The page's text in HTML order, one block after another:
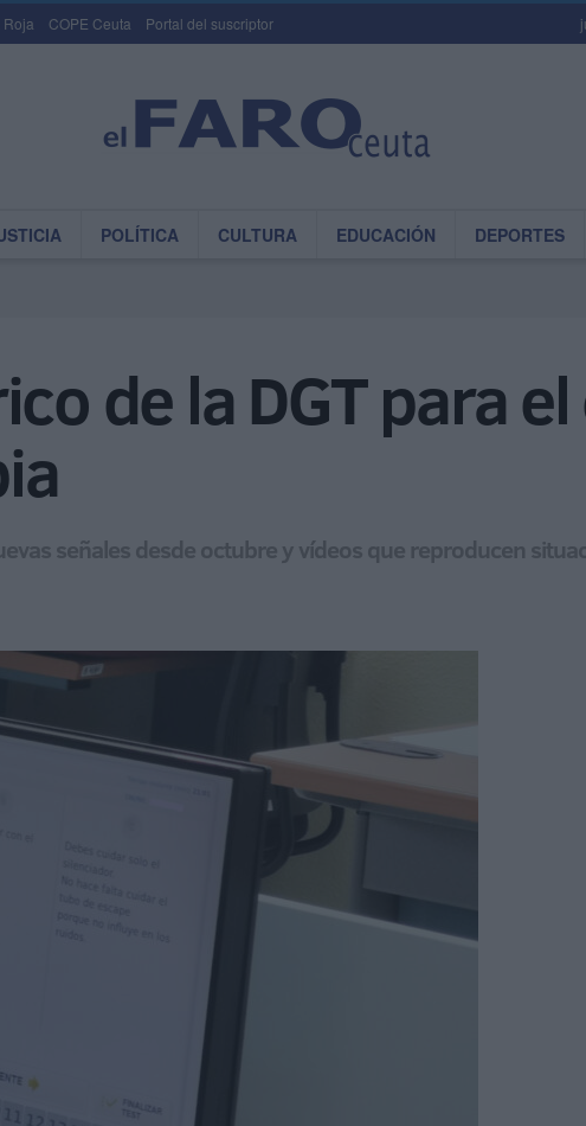
Roja COPE Ceuta Portal del suscriptor
POLÍTICA CULTURA EDUCACIÓN DEPORTES
de la DGT para
señales desde octubre y vídeos que reproducen